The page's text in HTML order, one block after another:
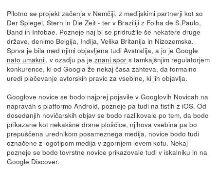
Pilotno se projekt začenja v Nemčiji, z medijskimi partnerji kot so
Der Spiegel, Stern in Die Zeit - ter v Braziliji z Folha de S.Paulo,
Band in Infobae. Pozneje naj bi se pridružile še nekatere druge
države, denimo Belgija, Indija, Velika Britanija in Nizozemska.
Sprva je bila med njimi objavljena tudi Avstralija, a jo je Google
nato umaknil, v ozadju pa je znani spor s tamkajšnjim regulatorjem
konkurence, ki od Googla že nekaj časa zahteva, da formalno
uredi plačevanje avtorskih pravic za vsebine, ki jih objavlja.
Googlove novice se bodo najprej pojavile v Googlovih Novicah na
napravah s platformo Android, pozneje pa tudi na tistih z iOS. Od
dosedanjih novičarskih objav se bodo razlikovale po tem, da bodo
prikazane kot nekakšne drsne ploščice, njihova vsebina pa bo
prepuščena urednikom posameznega medija, novice bodo tudi
označene z logotipom medija v zgornjem levem kotu. Nekaj
pozneje se bodo tovrstne novice prikazovale tudi v iskalniku in na
Google Discover.